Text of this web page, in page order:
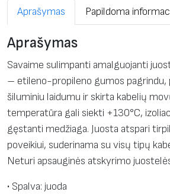
i
s
S
a
v
a
e
Aprašymas Papildoma
Aprašymas
Savaime sulimpanti amalguojanti
– etileno-propileno gumos pagrindu,
šiluminiu laidumu ir skirta kabelių
temperatūra gali siekti +130°C,
gęstanti medžiaga. Juosta atspari
poveikiui, suderinama su visų tipų
Neturi apsauginės atskyrimo
• Spalva: juoda